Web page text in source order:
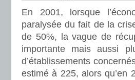
En 2001, lorsque
paralysée du fait de la
de 50%, la vague de
importante mais aussi
d’établissements
estimé à 225, alors qu’en